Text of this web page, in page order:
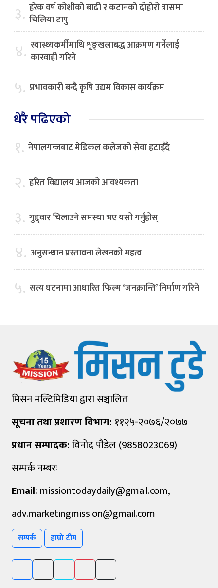
३. हरेक वर्ष कोशीको बाढी र कटानको दोहोरो त्रासमा
चिलिया टापु
४. स्वास्थ्यकर्मीमाथि शृङ्खलाबद्ध आक्रमण गर्नेलाई
कारवाही गरिने
५. प्रभावकारी बन्दै कृषि उद्यम विकास कार्यक्रम
धेरै पढिएको
१. नेपालगन्जबाट मेडिकल कलेजको सेवा हटाइँदै
२. हरित विद्यालय आजको आवश्यकता
३. गुद्द्वार चिलाउने समस्या भए यसो गर्नुहोस्
४. अनुसन्धान प्रस्तावना लेखनको महत्व
५. सत्य घटनामा आधारित फिल्म ‘जनक्रान्ति’ निर्माण गरिने
मिसन मल्टिमिडिया द्वारा सञ्चालित
सूचना तथा प्रशारण विभाग: ११२५-२०७६/२०७७
प्रधान सम्पादक:विनोद पौडेल (9858023069)
सम्पर्क नम्बरः
Email: missiontodaydaily@gmail.com,
adv.marketingmission@gmail.com
सम्पर्क हाम्रो टीम